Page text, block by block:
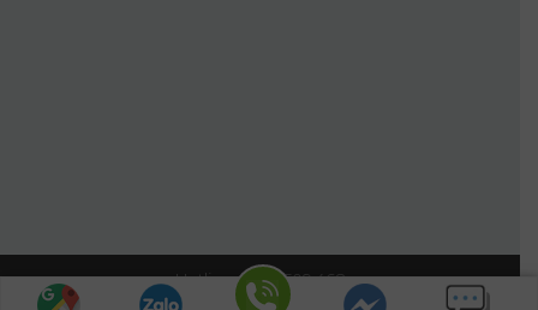
Hotline: 0968.509.468
© Nệm Thắng Lợi.Website được thiết kế bởi: PhucT Digital